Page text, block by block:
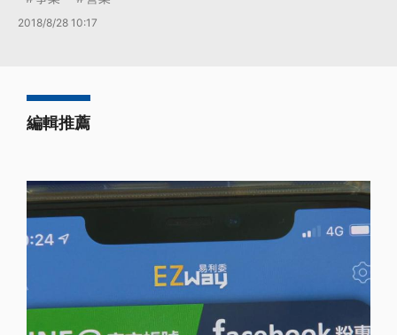
2018/8/28 10:17
編輯推薦